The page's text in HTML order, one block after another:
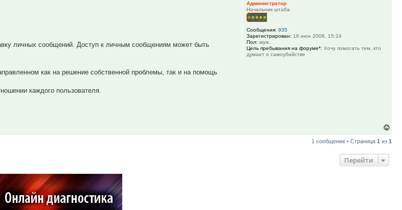
Администратор
Начальник штаба
Сообщения: 935
Зарегистрирован: 16 июн 2008, 15:24
Пол: муж.
Цель пребывания на форуме*: Хочу помогать тем, кто
думает о самоубийстве
личных сообщений. Доступ к личным сообщениям может быть
как на решение собственной проблемы, так и на помощь
каждого пользователя.
1 сообщение • Страница 1 из 1
Перейти